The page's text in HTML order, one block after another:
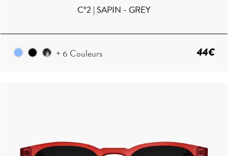
C°2 | SAPIN - GREY
+ 6 Couleurs 44€